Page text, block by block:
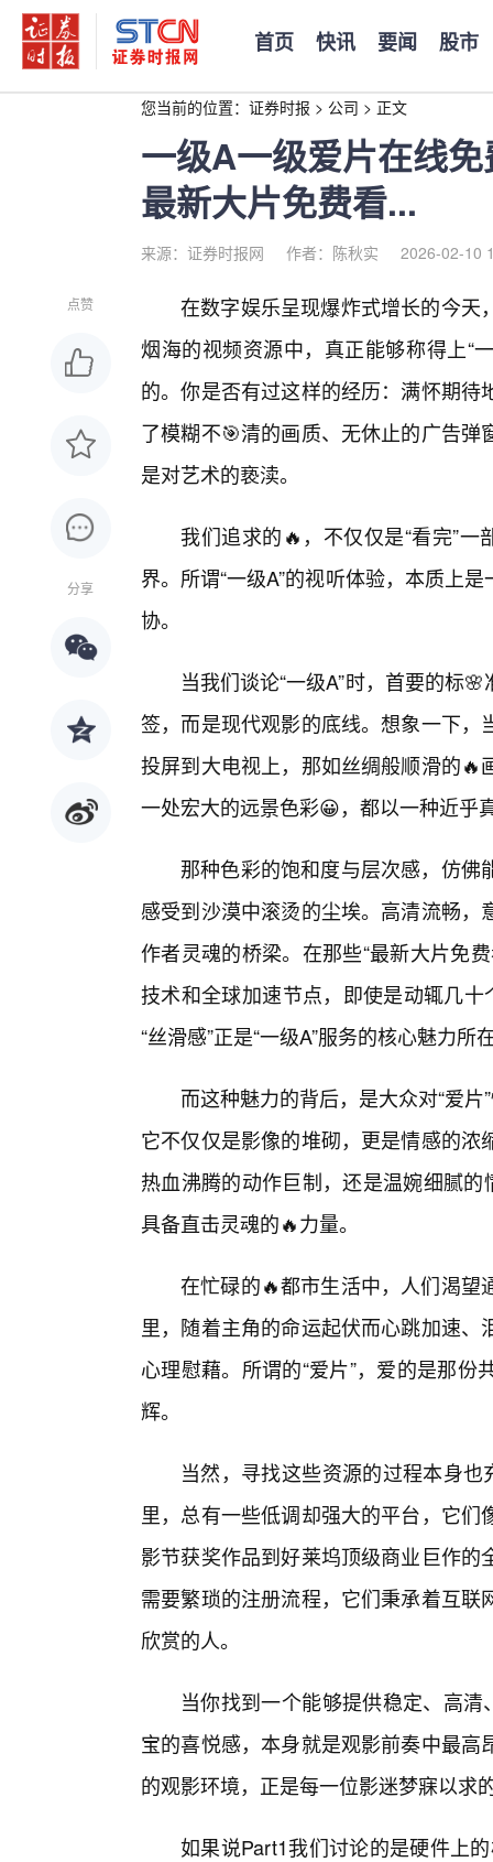
首页 快讯 要闻 股市
您当前的位置： 证券时报 > 公司 > 正文
一级A一级爱片在线
最新大片免费看...
来源：证券时报网 作者：陈秋实 2026-02-10
点赞
分享
在数字娱乐呈现爆炸式增长的今天
烟海的视频资源中，真正能够称得上“
的。你是否有过这样的经历：满怀期
了模糊不🎯清的画质、无休止的广告
是对艺术的亵渎。
我们追求的🔥，不仅仅是“看完”
界。所谓“一级A”的视听体验，本质上
协。
当我们谈论“一级A”时，首要的标
签，而是现代观影的底线。想象一下
投屏到大电视上，那如丝绸般顺滑的
一处宏大的远景色彩😀，都以一种近乎
那种色彩的饱和度与层次感，仿
感受到沙漠中滚烫的尘埃。高清流畅
作者灵魂的桥梁。在那些“最新大片免
技术和全球加速节点，即使是动辄几
“丝滑感”正是“一级A”服务的核心魅力所
而这种魅力的背后，是大众对“爱
它不仅仅是影像的堆砌，更是情感的
热血沸腾的动作巨制，还是温婉细腻
具备直击灵魂的🔥力量。
在忙碌的🔥都市生活中，人们渴望
里，随着主角的命运起伏而心跳加速
心理慰藉。所谓的“爱片”，爱的是那
辉。
当然，寻找这些资源的过程本身
里，总有一些低调却强大的平台，它
影节获奖作品到好莱坞顶级商业巨作
需要繁琐的注册流程，它们秉承着互
欣赏的人。
当你找到一个能够提供稳定、高
宝的喜悦感，本身就是观影前奏中最
的观影环境，正是每一位影迷梦寐以求
如果说Part1我们讨论的是硬件上